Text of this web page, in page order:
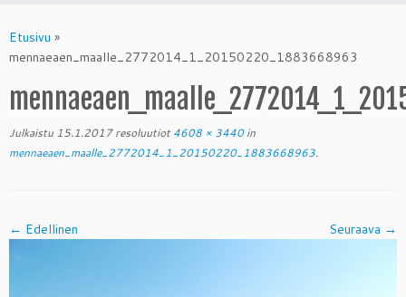
to
content
Etusivu »
mennaeaen_maalle_2772014_1_20150220_1883668963
Julkaistu 15.1.2017resoluutiot4608 × 3440in
mennaeaen_maalle_2772014_1_20150220_1883668963.
← Edellinen Seuraava →